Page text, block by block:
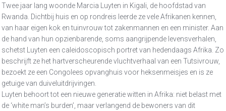
Twee jaar lang woonde Marcia Luyten in Kigali, de hoofdstad van
Rwanda. Dichtbij huis en op rondreis leerde ze vele Afrikanen kennen,
van haar eigen kok en tuinvrouw tot zakenmannen en een minister. Aan
de hand van hun opzienbarende, soms aangrijpende levensverhalen,
schetst Luyten een caleidoscopisch portret van hedendaags Afrika. Zo
beschrijft ze het hartverscheurende vluchtverhaal van een Tutsivrouw,
bezoekt ze een Congolees opvanghuis voor heksenmeisjes en is ze
getuige van duiveluitdrijvingen.
Luyten behoort tot een nieuwe generatie witten in Afrika: niet belast met
de ‘white man’s burden’, maar verlangend de bewoners van dit